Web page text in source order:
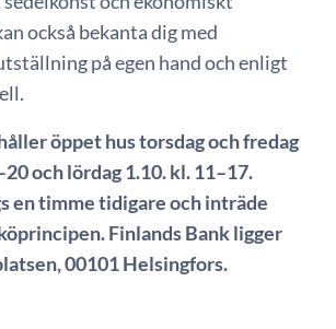
också bekanta dig med
på egen hand och enligt
öppet hus torsdag och fredag
och lördag 1.10. kl. 11–17.
en timme tidigare och inträde
Finlands Bank ligger
00101 Helsingfors.